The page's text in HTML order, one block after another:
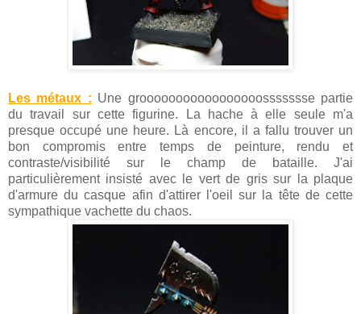
Les métaux : Une grooooooooooooooooossssssse partie
du travail sur cette figurine. La hache à elle seule m'a
presque occupé une heure. Là encore, il a fallu trouver un
bon compromis entre temps de peinture, rendu et
contraste/visibilité sur le champ de bataille. J'ai
particulièrement insisté avec le vert de gris sur la plaque
d'armure du casque afin d'attirer l'oeil sur la tête de cette
sympathique vachette du chaos.